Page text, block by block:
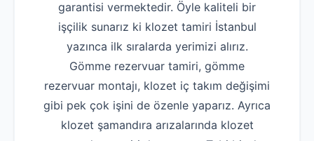
garantisi vermektedir. Öyle kaliteli bir
işçilik sunarız ki klozet tamiri İstanbul
yazınca ilk sıralarda yerimizi alırız.
Gömme rezervuar tamiri, gömme
rezervuar montajı, klozet iç takım değişimi
gibi pek çok işini de özenle yaparız. Ayrıca
klozet şamandıra arızalarında klozet